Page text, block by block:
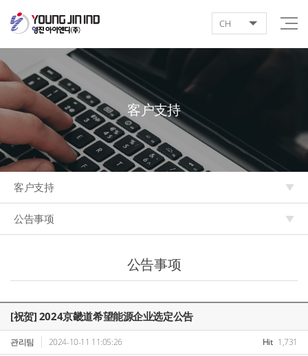
CH
客户支持
客户支持
公告事项
公告事项
[祝贺] 2024京畿道希望能源企业选定公告
관리팀 2024-10-11 11:05:26 Hit 1,731